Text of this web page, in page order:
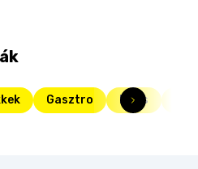
Gasztro Friss